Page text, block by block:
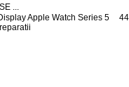
...
Apple Watch Series 5
reparatii